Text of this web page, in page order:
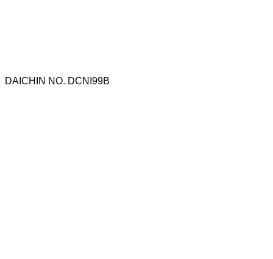
DAICHIN NO. DCNI99B